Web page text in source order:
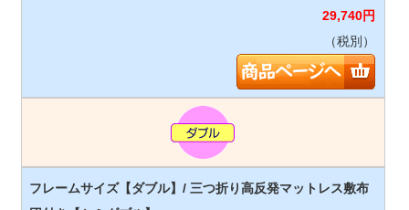
29,740円
（税別）